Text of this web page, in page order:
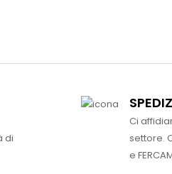
di
Ci
settore.
e